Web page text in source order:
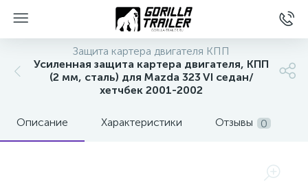
Защита картера двигателя КПП
Усиленная защита картера двигателя, КПП
(2 мм, сталь) для Mazda 323 VI седан/
хетчбек 2001-2002
Описание Характеристики Отзывы 0